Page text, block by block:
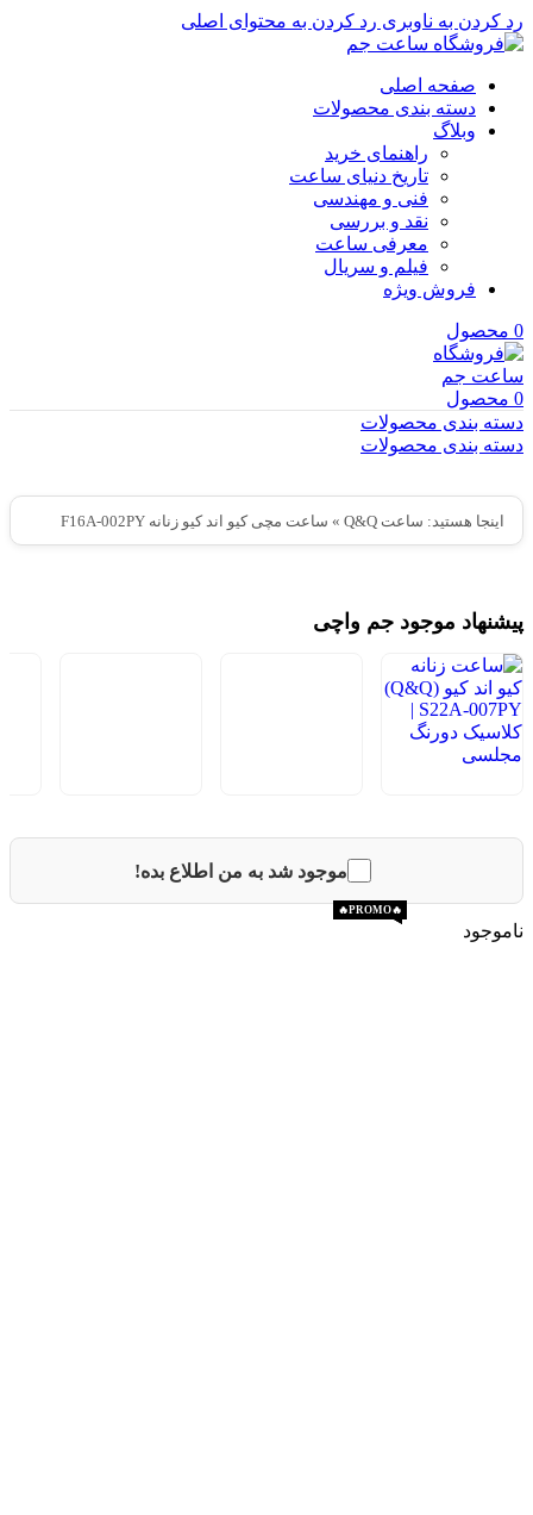
رد کردن به ناوبری رد کردن به محتوای اصلی
صفحه اصلی
دسته بندی محصولات
وبلاگ
راهنمای خرید
تاریخ دنیای ساعت
فنی و مهندسی
نقد و بررسی
معرفی ساعت
فیلم و سریال
فروش ویژه
🔥PROMO🔥
0 محصول
0 محصول
دسته بندی محصولات
دسته بندی محصولات
اینجا هستید: ساعت Q&Q » ساعت مچی کیو اند کیو زنانه F16A-002PY
پیشنهاد موجود جم واچی
موجود شد به من اطلاع بده!
ناموجود
🔥PROMO🔥